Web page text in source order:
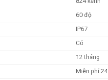
60 độ
IP67
Có
12 tháng
Miễn phí